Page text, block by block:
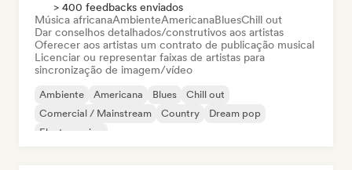
> 400 feedbacks enviados
Música africanaAmbienteAmericanaBluesChill out
Dar conselhos detalhados/construtivos aos artistas
Oferecer aos artistas um contrato de publicação musical
Licenciar ou representar faixas de artistas para
sincronização de imagem/vídeo
Ambiente Americana Blues
Chill out
Comercial / Mainstream
Country
Dream pop
Electro swing